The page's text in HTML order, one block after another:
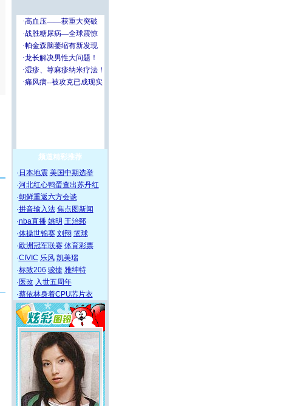
频道精彩推荐
· 日本地震 美国中期选举
·河北红心鸭蛋查出苏丹红
·朝鲜重返六方会谈
·拼音输入法 焦点图新闻
·nba直播 姚明 王治郅
·体操世锦赛 刘翔 篮球
·欧洲冠军联赛 体育彩票
·CIVIC 乐风 凯美瑞
·标致206 骏捷 雅绅特
· 医改 入世五周年
·蔡依林身着CPU芯片衣